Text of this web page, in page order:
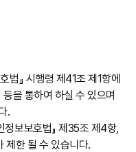
법』 시행령 제41조 제1항에
을 통하여 하실 수 있으며
.
보보호법』 제35조 제4항,
제한 될 수 있습니다.